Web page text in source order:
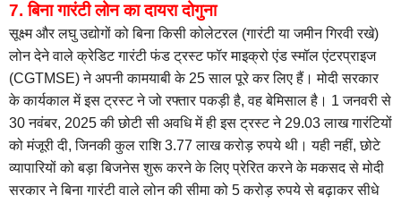
7. बिना गारंटी लोन का दायरा दोगुना
सूक्ष्म और लघु उद्योगों को बिना किसी कोलेटरल (गारंटी या जमीन गिरवी रखे)
लोन देने वाले क्रेडिट गारंटी फंड ट्रस्ट फॉर माइक्रो एंड स्मॉल एंटरप्राइज
(CGTMSE) ने अपनी कामयाबी के 25 साल पूरे कर लिए हैं। मोदी सरकार
के कार्यकाल में इस ट्रस्ट ने जो रफ्तार पकड़ी है, वह बेमिसाल है। 1 जनवरी से
30 नवंबर, 2025 की छोटी सी अवधि में ही इस ट्रस्ट ने 29.03 लाख गारंटियों
को मंजूरी दी, जिनकी कुल राशि 3.77 लाख करोड़ रुपये थी। यही नहीं, छोटे
व्यापारियों को बड़ा बिजनेस शुरू करने के लिए प्रेरित करने के मकसद से मोदी
सरकार ने बिना गारंटी वाले लोन की सीमा को 5 करोड़ रुपये से बढ़ाकर सीधे